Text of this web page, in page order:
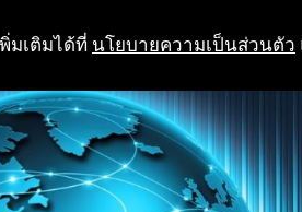
มเติมได้ที่ นโยบายความเป็นส่วนตัว